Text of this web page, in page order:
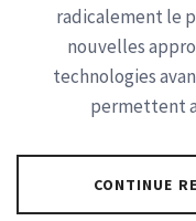
radicalement le
nouvelles
technologies
permettent
CONTINUE